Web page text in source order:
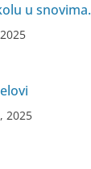
u snovima.
2025